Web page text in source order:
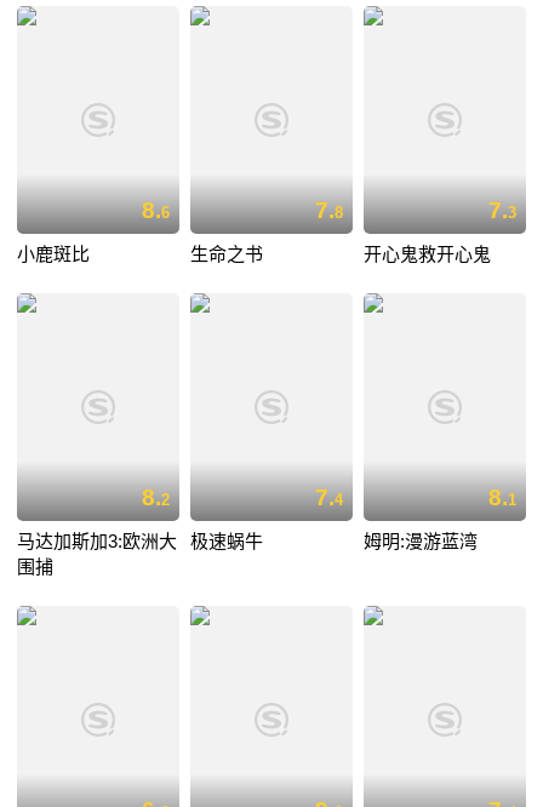
8.6
小鹿斑比
7.8
生命之书
7.3
开心鬼救开心鬼
8.2
马达加斯加3:欧洲大
围捕
7.4
极速蜗牛
8.1
姆明:漫游蓝湾